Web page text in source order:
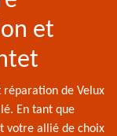
et
réparation de Velux
En tant que
votre allié de choix